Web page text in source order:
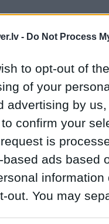
- Do Not Process
to opt-out of
of your
advertising by
confirm your
is
based ads based
out. You may